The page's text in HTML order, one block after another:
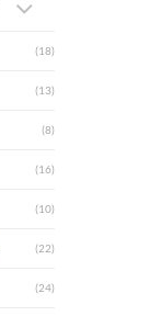
(18)
(13)
(8)
(16)
(10)
(22)
(24)